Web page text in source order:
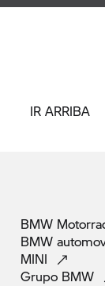
IR ARRIBA
BMW
BMW
MINI
Grupo BMW